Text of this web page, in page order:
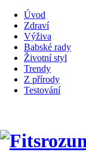
Úvod
Zdraví
Výživa
Babské rady
Životní styl
Trendy
Z přírody
Testování